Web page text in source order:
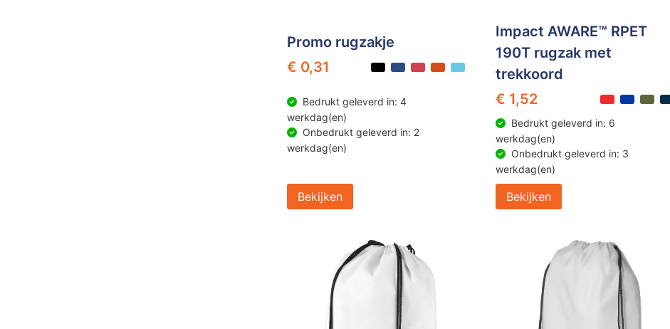
Promo rugzakje
€ 0,31
Bedrukt geleverd in: 4
werkdag(en)
Onbedrukt geleverd in: 2
werkdag(en)
Bekijken
Impact AWARE™ RPET
190T rugzak met
trekkoord
€ 1,52
Bedrukt geleverd in: 6
werkdag(en)
Onbedrukt geleverd in: 3
werkdag(en)
Bekijken